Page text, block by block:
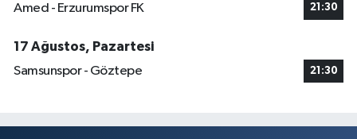
Amed - Erzurumspor FK 21:30
17 Ağustos, Pazartesi
Samsunspor - Göztepe
21:30